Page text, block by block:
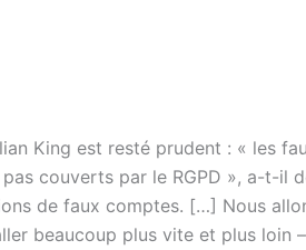
King est resté prudent : « les
couverts par le RGPD », a-t-il
de faux comptes. […] Nous
beaucoup plus vite et plus loin